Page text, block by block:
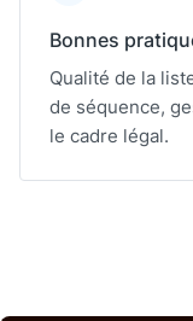
Bonnes
Qualité de la
de séquence,
le cadre légal.